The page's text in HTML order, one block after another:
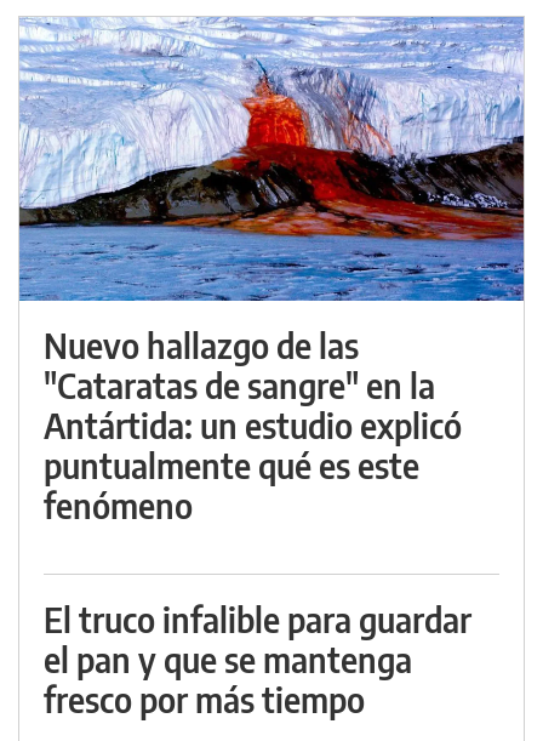
Nuevo hallazgo de las
"Cataratas de sangre" en la
Antártida: un estudio explicó
puntualmente qué es este
fenómeno
El truco infalible para guardar
el pan y que se mantenga
fresco por más tiempo